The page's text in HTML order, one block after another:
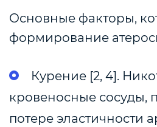
Основные факторы,
формирование
Курение [2, 4].
кровеносные сосуды,
потере эластичности